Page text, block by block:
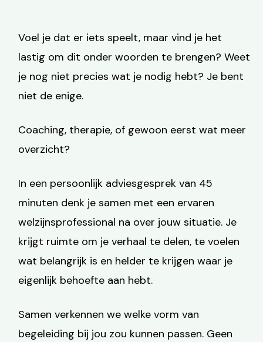
Voel je dat er iets speelt, maar vind je het
lastig om dit onder woorden te brengen? Weet
je nog niet precies wat je nodig hebt? Je bent
niet de enige.
Coaching, therapie, of gewoon eerst wat meer
overzicht?
In een persoonlijk adviesgesprek van 45
minuten denk je samen met een ervaren
welzijnsprofessional na over jouw situatie. Je
krijgt ruimte om je verhaal te delen, te voelen
wat belangrijk is en helder te krijgen waar je
eigenlijk behoefte aan hebt.
Samen verkennen we welke vorm van
begeleiding bij jou zou kunnen passen. Geen